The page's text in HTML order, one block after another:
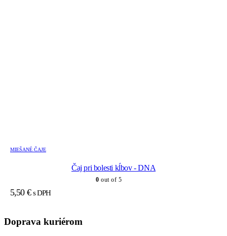
MIEŠANÉ ČAJE
Čaj pri bolesti kĺbov - DNA
0 out of 5
5,50 € s DPH
Doprava kuriérom